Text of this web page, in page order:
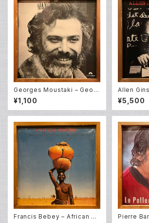
Georges Moustaki – Georg
es Moustaki (LP)
¥1,100
Allen
For Real
¥5,500
Francis Bebey – African El
Pierre